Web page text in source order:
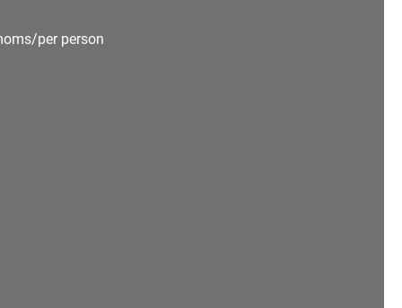
per person